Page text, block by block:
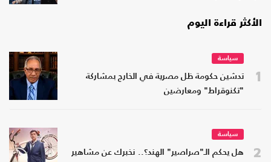
الأكثر قراءة اليوم
1
سياسة
تدشين حكومة ظل مصرية في الخارج بمشاركة
"تكنوقراط" ومعارضين
2
سياسة
هل يحكم الـ"صراصير" الهند؟.. نخبرك عن مشاهير